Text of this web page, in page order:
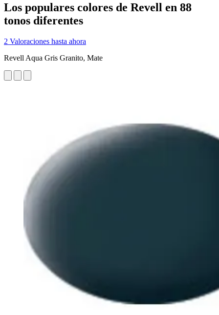
Los populares colores de Revell en 88
tonos diferentes
2 Valoraciones hasta ahora
Revell Aqua Gris Granito, Mate